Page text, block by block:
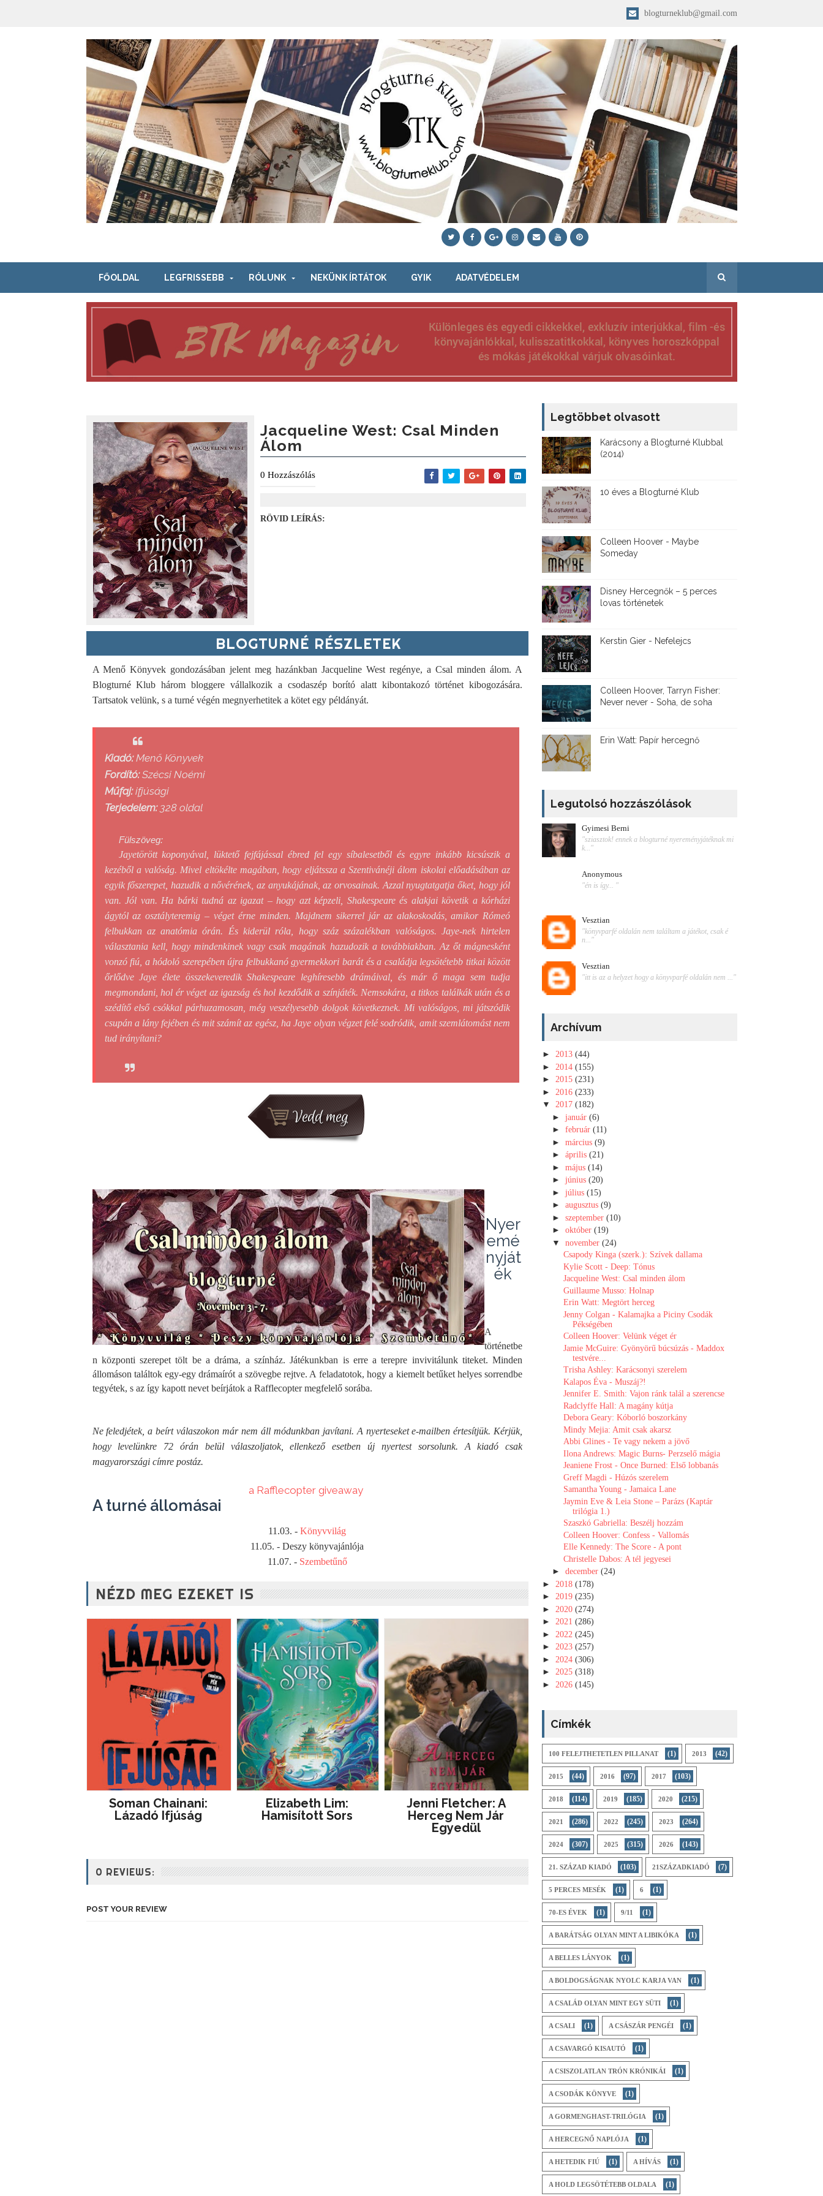
blogturneklub@gmail.com
FŐOLDAL LEGFRISSEBB RÓLUNK NEKÜNK ÍRTÁTOK GYIK ADATVÉDELEM
Jacqueline West: Csal Minden
Álom
0 Hozzászólás
RÖVID LEÍRÁS:
BLOGTURNÉ RÉSZLETEK
A Menő Könyvek gondozásában jelent meg hazánkban Jacqueline West regénye, a Csal minden álom. A
Blogturné Klub három bloggere vállalkozik a csodaszép borító alatt kibontakozó történet kibogozására.
Tartsatok velünk, s a turné végén megnyerhetitek a kötet egy példányát.
Kiadó:Menő Könyvek
Fordító:Szécsi Noémi
Műfaj:ifjúsági
Terjedelem:328 oldal
Fülszöveg:
Jaye ​törött koponyával, lüktető fejfájással ébred fel egy síbalesetből és egyre inkább kicsúszik a
kezéből a valóság. Mivel eltökélte magában, hogy eljátssza a Szentivánéji álom iskolai előadásában az
egyik főszerepet, hazudik a nővérének, az anyukájának, az orvosainak. Azzal nyugtatgatja őket, hogy jól
van. Jól van. Ha bárki tudná az igazat – hogy azt képzeli, Shakespeare és alakjai követik a kórházi
ágytól az osztályteremig – véget érne minden. Majdnem sikerrel jár az alakoskodás, amikor Rómeó
felbukkan az anatómia órán. És kiderül róla, hogy száz százalékban valóságos. Jaye-nek hirtelen
választania kell, hogy mindenkinek vagy csak magának hazudozik a továbbiakban. Az őt mágnesként
vonzó fiú, a hódoló szerepében újra felbukkanó gyermekkori barát és a családja legsötétebb titkai között
őrlődve Jaye élete összekeveredik Shakespeare leghíresebb drámáival, és már ő maga sem tudja
megmondani, hol ér véget az igazság és hol kezdődik a színjáték. Nemsokára, a titkos találkák után és a
szédítő első csókkal párhuzamosan, még veszélyesebb dolgok következnek. Mi valóságos, mi játszódik
csupán a lány fejében és mit számít az egész, ha Jaye olyan végzet felé sodródik, amit szemlátomást nem
tud irányítani?
Nyer
emé
nyját
ék
A
történetbe
n központi szerepet tölt be a dráma, a színház. Játékunkban is erre a terepre invivitálunk titeket. Minden
állomáson találtok egy-egy drámaírót a szövegbe rejtve. A feladatotok, hogy a kiemelt betűket helyes sorrendbe
tegyétek, s az így kapott nevet beírjátok a Rafflecopter megfelelő sorába.
Ne feledjétek, a beírt válaszokon már nem áll módunkban javítani. A nyerteseket e-mailben értesítjük. Kérjük,
hogy levelünkre 72 órán belül válaszoljatok, ellenkező esetben új nyertest sorsolunk. A kiadó csak
magyarországi címre postáz.
a Rafflecopter giveaway
A turné állomásai
11.03. -Könyvvilág
11.05. - Deszy könyvajánlója
11.07. - Szembetűnő
NÉZD MEG EZEKET IS
Soman Chainani:
Lázadó Ifjúság
Elizabeth Lim:
Hamisított Sors
Jenni Fletcher: A
Herceg Nem Jár
Egyedül
0 REVIEWS:
POST YOUR REVIEW
Legtöbbet olvasott
Karácsony a Blogturné Klubbal
(2014)
10 éves a Blogturné Klub
Colleen Hoover - Maybe
Someday
Disney ​Hercegnők – 5 perces
lovas történetek
Kerstin Gier - Nefelejcs
Colleen Hoover, Tarryn Fisher:
Never never - Soha, de soha
Erin Watt: Papír hercegnő
Legutolsó hozzászólások
Gyimesi Berni
"sziasztok! ennek a blogturné nyereményjátéknak mi
k..."
Anonymous
"én is így... "
Vesztian
"könyvparfé oldalán nem találtam a játékot, csak é
n..."
Vesztian
"itt is az a helyzet hogy a könyvparfé oldalán nem ..."
Archívum
► 2013 (44)
► 2014 (155)
► 2015 (231)
► 2016 (233)
▼ 2017 (182)
►január(6)
►február(11)
►március(9)
►április(21)
►május(14)
►június(20)
►július(15)
►augusztus(9)
►szeptember(10)
►október(19)
▼ november(24)
Csapody Kinga (szerk.): Szívek dallama
Kylie Scott - Deep: Tónus
Jacqueline West: Csal minden álom
Guillaume Musso: Holnap
Erin Watt: Megtört herceg
Jenny Colgan - Kalamajka a Piciny Csodák
Pékségében
Colleen Hoover: Velünk véget ér
Jamie McGuire: Gyönyörű búcsúzás - Maddox
testvére...
Trisha Ashley: Karácsonyi szerelem
Kalapos Éva - Muszáj?!
Jennifer E. Smith: Vajon ránk talál a szerencse
Radclyffe Hall: A magány kútja
Debora Geary: Kóborló ​boszorkány
Mindy Mejia: Amit csak akarsz
Abbi Glines - Te vagy nekem a jövő
Ilona Andrews: Magic Burns- Perzselő mágia
Jeaniene Frost - Once Burned: Első lobbanás
Greff Magdi - Húzós szerelem
Samantha Young - Jamaica Lane
Jaymin Eve & Leia Stone – Parázs (Kaptár
trilógia 1.)
Szaszkó Gabriella: Beszélj hozzám
Colleen Hoover: Confess - Vallomás
Elle Kennedy: The Score - A pont
Christelle Dabos: A tél jegyesei
►december(24)
► 2018 (178)
► 2019 (235)
► 2020 (274)
► 2021 (286)
► 2022 (245)
► 2023 (257)
► 2024 (306)
► 2025 (318)
► 2026 (145)
Címkék
100 FELEJTHETETLEN PILLANAT (1) 2013 (42)
2015 (44) 2016 (97) 2017 (103)
2018 (114) 2019 (185) 2020 (215)
2021 (286) 2022 (245) 2023 (264)
2024 (307) 2025 (315) 2026 (143)
21. SZÁZAD KIADÓ (103) 21SZÁZADKIADÓ (7)
5 PERCES MESÉK (1) 6 (1)
70-ES ÉVEK (1) 9/11 (1)
A BARÁTSÁG OLYAN MINT A LIBIKÓKA (1)
A BELLES LÁNYOK (1)
A BOLDOGSÁGNAK NYOLC KARJA VAN (1)
A CSALÁD OLYAN MINT EGY SÜTI (1)
A CSALI (1) A CSÁSZÁR PENGÉI (1)
A CSAVARGÓ KISAUTÓ (1)
A CSISZOLATLAN TRÓN KRÓNIKÁI (1)
A CSODÁK KÖNYVE (1)
A GORMENGHAST-TRILÓGIA (1)
A HERCEGNŐ NAPLÓJA (1)
A HETEDIK FIÚ (1) A HÍVÁS (1)
A HOLD LEGSÖTÉTEBB OLDALA (1)